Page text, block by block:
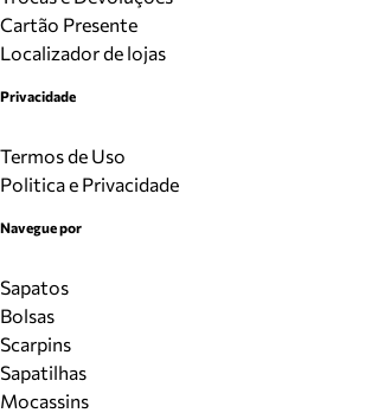
Cartão Presente
Localizador de lojas
Privacidade
Termos de Uso
Politica e Privacidade
Navegue por
Sapatos
Bolsas
Scarpins
Sapatilhas
Mocassins